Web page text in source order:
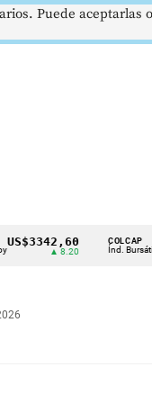
▲ 8.20
COLCAP
Índ. Bursátil
Puede aceptarlas